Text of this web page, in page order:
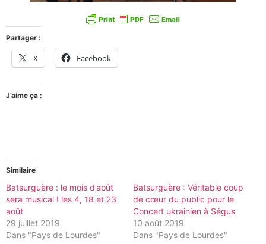
Partager :
X Facebook
J’aime ça :
Similaire
Batsurguère : le mois d’août
sera musical ! les 4, 18 et 23
août
29 juillet 2019
Dans "Pays de Lourdes"
Batsurguère : Véritable coup
de cœur du public pour le
Concert ukrainien à Ségus
10 août 2019
Dans "Pays de Lourdes"